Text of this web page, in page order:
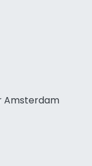
Amsterdam